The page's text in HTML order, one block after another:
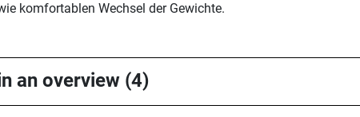
komfortablen Wechsel der Gewichte.
an overview (4)